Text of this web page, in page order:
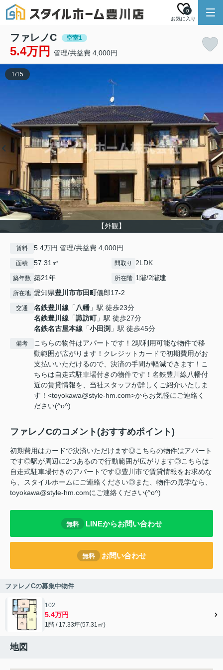
お気に入り
0
ファレノC 空室1
5.4万円 管理/共益費 4,000円
【外観】
1/15
賃料 5.4万円 管理/共益費 4,000円
面積 57.31㎡ 間取り 2LDK
築年数 築21年 所在階 1階/2階建
所在地 愛知県豊川市市田町儀郎17-2
交通 名鉄豊川線 「八幡 」駅 徒歩23分
名鉄豊川線 「諏訪町」駅 徒歩27分
名鉄名古屋本線 「小田渕 」駅 徒歩45分
備考
こちらの物件はアパートです！2駅利用可能な物件で移
動範囲が広がります！クレジットカードで初期費用がお
支払いいただけるので、決済の手間が軽減できます！こ
ちらは自走式駐車場付きの物件です！名鉄豊川線八幡付
近の賃貸情報を、当社スタッフが詳しくご紹介いたしま
す！<toyokawa@style-hm.com>からお気軽にご連絡く
ださい(^o^)
ファレノCのコメント(おすすめポイント)
初期費用はカードで決済いただけます◎こちらの物件はアパート
です◎駅が周辺に2つあるので行動範囲が広がります◎こちらは
自走式駐車場付きのアパートです◎豊川市で賃貸情報をお求めな
ら、スタイルホームにご連絡ください◎また、物件の見学なら、
toyokawa@style-hm.comにご連絡ください(^o^)
無料 LINEからお問い合わせ
無料 お問い合わせ
ファレノCの募集中物件
102
5.4万円
1階 / 17.33坪(57.31㎡)
地図